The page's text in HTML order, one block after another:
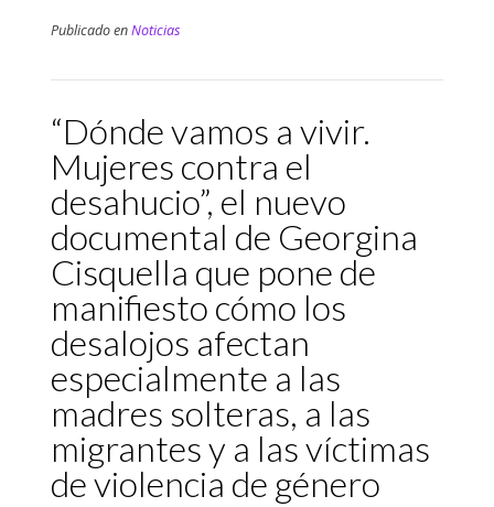
Publicado enNoticias
“Dónde vamos a vivir.
Mujeres contra el
desahucio”, el nuevo
documental de Georgina
Cisquella que pone de
manifiesto cómo los
desalojos afectan
especialmente a las
madres solteras, a las
migrantes y a las víctimas
de violencia de género